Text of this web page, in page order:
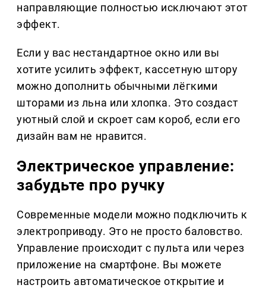
направляющие полностью исключают этот
эффект.
Если у вас нестандартное окно или вы
хотите усилить эффект, кассетную штору
можно дополнить обычными лёгкими
шторами из льна или хлопка. Это создаст
уютный слой и скроет сам короб, если его
дизайн вам не нравится.
Электрическое управление:
забудьте про ручку
Современные модели можно подключить к
электроприводу. Это не просто баловство.
Управление происходит с пульта или через
приложение на смартфоне. Вы можете
настроить автоматическое открытие и